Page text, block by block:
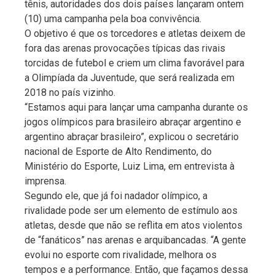
tênis, autoridades dos dois países lançaram ontem
(10) uma campanha pela boa convivência.
O objetivo é que os torcedores e atletas deixem de
fora das arenas provocações típicas das rivais
torcidas de futebol e criem um clima favorável para
a Olimpíada da Juventude, que será realizada em
2018 no país vizinho.
“Estamos aqui para lançar uma campanha durante os
jogos olímpicos para brasileiro abraçar argentino e
argentino abraçar brasileiro”, explicou o secretário
nacional de Esporte de Alto Rendimento, do
Ministério do Esporte, Luiz Lima, em entrevista à
imprensa.
Segundo ele, que já foi nadador olímpico, a
rivalidade pode ser um elemento de estímulo aos
atletas, desde que não se reflita em atos violentos
de “fanáticos” nas arenas e arquibancadas. “A gente
evolui no esporte com rivalidade, melhora os
tempos e a performance. Então, que façamos dessa